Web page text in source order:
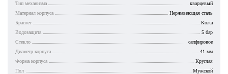
Тип механизма
кварцевый
Материал корпуса
Нержавеющая сталь
Браслет
Кожа
Водозащита
5 бар
Стекло
сапфировое
Диаметр корпуса
41 мм
Форма корпуса
Круглая
Пол
Мужской